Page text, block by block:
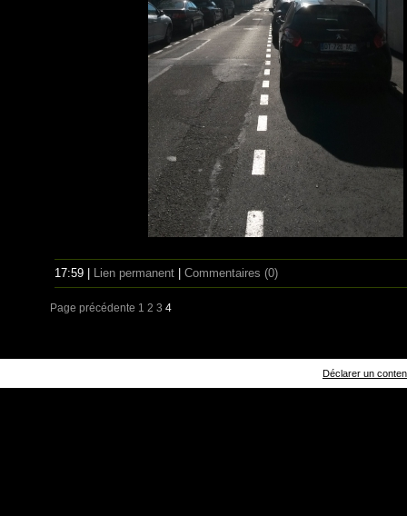
17:59 | Lien permanent | Commentaires (0)
Page précédente 1 2 3 4
Déclarer un